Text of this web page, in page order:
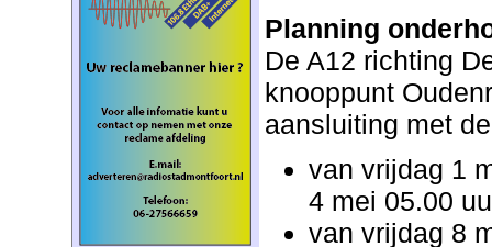
Planning
De A12 richting
knooppunt
aansluiting met
van vrijdag 1
4 mei 05.00
van vrijdag 8